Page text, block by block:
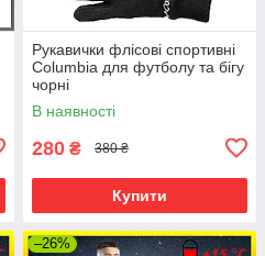
Рукавички флісові спортивні
Columbia для футболу та бігу
чорні
В наявності
280 ₴ 380 ₴
Купити
–26%